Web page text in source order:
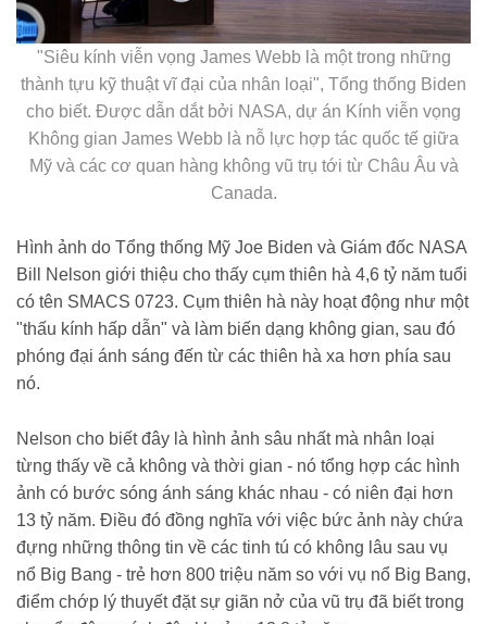
"Siêu kính viễn vọng James Webb là một trong những
thành tựu kỹ thuật vĩ đại của nhân loại", Tổng thống Biden
cho biết. Được dẫn dắt bởi NASA, dự án Kính viễn vọng
Không gian James Webb là nỗ lực hợp tác quốc tế giữa
Mỹ và các cơ quan hàng không vũ trụ tới từ Châu Âu và
Canada.
Hình ảnh do Tổng thống Mỹ Joe Biden và Giám đốc NASA
Bill Nelson giới thiệu cho thấy cụm thiên hà 4,6 tỷ năm tuổi
có tên SMACS 0723. Cụm thiên hà này hoạt động như một
"thấu kính hấp dẫn" và làm biến dạng không gian, sau đó
phóng đại ánh sáng đến từ các thiên hà xa hơn phía sau
nó.
Nelson cho biết đây là hình ảnh sâu nhất mà nhân loại
từng thấy về cả không và thời gian - nó tổng hợp các hình
ảnh có bước sóng ánh sáng khác nhau - có niên đại hơn
13 tỷ năm. Điều đó đồng nghĩa với việc bức ảnh này chứa
đựng những thông tin về các tinh tú có không lâu sau vụ
nổ Big Bang - trẻ hơn 800 triệu năm so với vụ nổ Big Bang,
điểm chớp lý thuyết đặt sự giãn nở của vũ trụ đã biết trong